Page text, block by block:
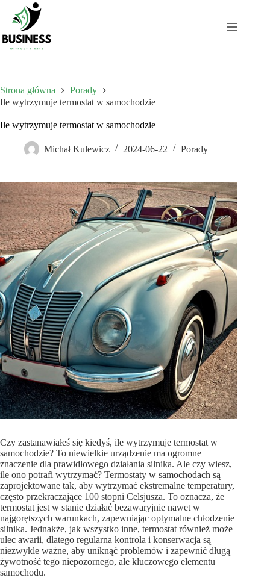
Przejdź
treści
Strona główna
Porady
Ile wytrzymuje termostat w samochodzie
Ile wytrzymuje termostat w samochodzie
Michał Kulewicz 2024-06-22 Porady
Czy zastanawiałeś się kiedyś, ile wytrzymuje termostat w
samochodzie? To niewielkie urządzenie ma ogromne
znaczenie dla prawidłowego działania silnika. Ale czy wiesz,
ile ono potrafi wytrzymać? Termostaty w samochodach są
zaprojektowane tak, aby wytrzymać ekstremalne temperatury,
często przekraczające 100 stopni Celsjusza. To oznacza, że
termostat jest w stanie działać bezawaryjnie nawet w
najgorętszych warunkach, zapewniając optymalne chłodzenie
silnika. Jednakże, jak wszystko inne, termostat również może
ulec awarii, dlatego regularna kontrola i konserwacja są
niezwykle ważne, aby uniknąć problemów i zapewnić długą
żywotność tego niepozornego, ale kluczowego elementu
samochodu.